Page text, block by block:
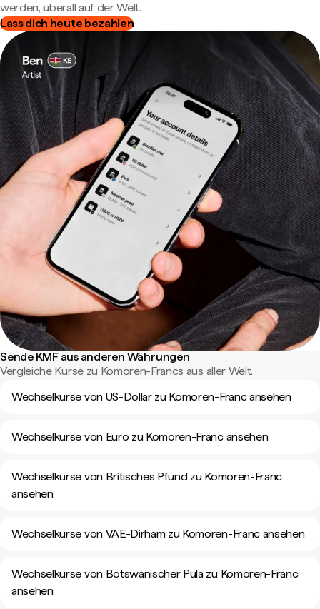
werden, überall auf der Welt.
Lass dich heute bezahlen
Sende KMF aus anderen Währungen
Vergleiche Kurse zu Komoren-Francs aus aller Welt.
Wechselkurse von US-Dollar zu Komoren-Franc ansehen
Wechselkurse von Euro zu Komoren-Franc ansehen
Wechselkurse von Britisches Pfund zu Komoren-Franc
ansehen
Wechselkurse von VAE-Dirham zu Komoren-Franc ansehen
Wechselkurse von Botswanischer Pula zu Komoren-Franc
ansehen